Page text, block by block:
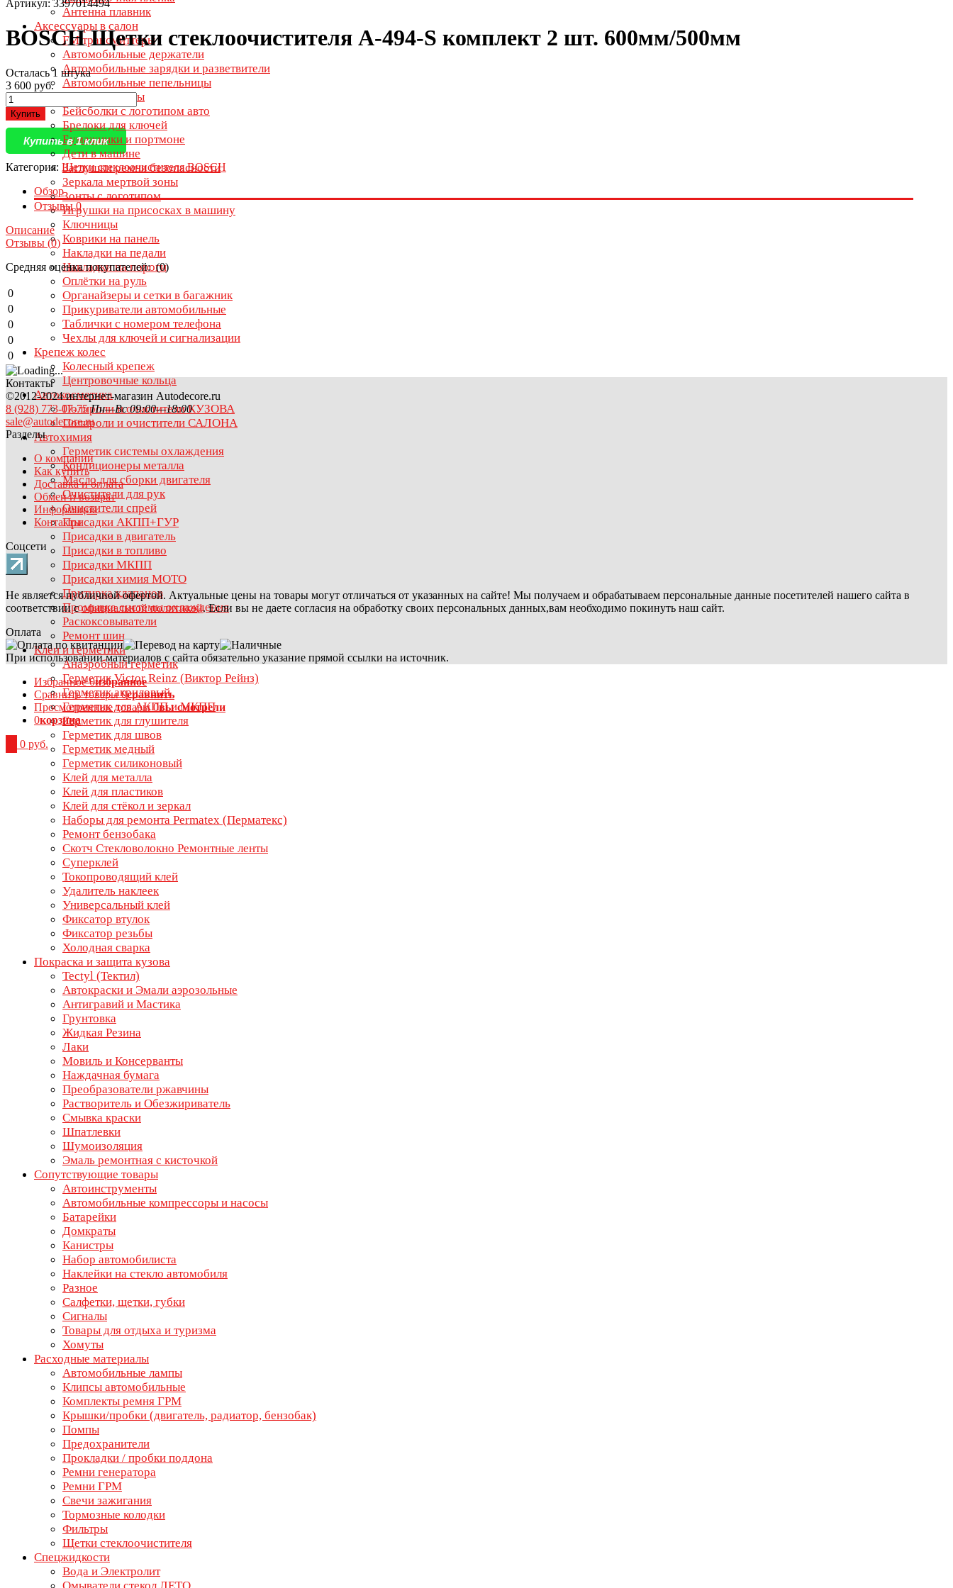
Антенна плавник
Аксессуары в салон
FM трансмиттеры
Автомобильные держатели
Автомобильные зарядки и разветвители
Автомобильные пепельницы
Ароматизаторы
Бейсболки с логотипом авто
Брелоки для ключей
Бумажники и портмоне
Дети в машине
Заглушки ремня безопасности
Зеркала мертвой зоны
Зонты с логотипом
Игрушки на присосках в машину
Ключницы
Коврики на панель
Накладки на педали
Накладки на пороги
Оплётки на руль
Органайзеры и сетки в багажник
Прикуриватели автомобильные
Таблички с номером телефона
Чехлы для ключей и сигнализации
Крепеж колес
Колесный крепеж
Центровочные кольца
Автокосметика
Полироли и очистители КУЗОВА
Полироли и очистители САЛОНА
Автохимия
Герметик системы охлаждения
Кондиционеры металла
Масло для сборки двигателя
Очистители для рук
Очистители спрей
Присадки АКПП+ГУР
Присадки в двигатель
Присадки в топливо
Присадки МКПП
Присадки химия МОТО
Притирка клапанов
Промывка системы охлаждения
Раскоксовыватели
Ремонт шин
Клеи и герметики
Анаэробный герметик
Герметик Victor Reinz (Виктор Рейнз)
Герметик акриловый
Герметик для АКПП и МКПП
Герметик для глушителя
Герметик для швов
Герметик медный
Герметик силиконовый
Клей для металла
Клей для пластиков
Клей для стёкол и зеркал
Наборы для ремонта Permatex (Перматекс)
Ремонт бензобака
Скотч Стекловолокно Ремонтные ленты
Суперклей
Токопроводящий клей
Удалитель наклеек
Универсальный клей
Фиксатор втулок
Фиксатор резьбы
Холодная сварка
Покраска и защита кузова
Tectyl (Тектил)
Автокраски и Эмали аэрозольные
Антигравий и Мастика
Грунтовка
Жидкая Резина
Лаки
Мовиль и Консерванты
Наждачная бумага
Преобразователи ржавчины
Растворитель и Обезжириватель
Смывка краски
Шпатлевки
Шумоизоляция
Эмаль ремонтная с кисточкой
Сопутствующие товары
Автоинструменты
Автомобильные компрессоры и насосы
Батарейки
Домкраты
Канистры
Набор автомобилиста
Наклейки на стекло автомобиля
Разное
Салфетки, щетки, губки
Сигналы
Товары для отдыха и туризма
Хомуты
Расходные материалы
Автомобильные лампы
Клипсы автомобильные
Комплекты ремня ГРМ
Крышки/пробки (двигатель, радиатор, бензобак)
Помпы
Предохранители
Прокладки / пробки поддона
Ремни генератора
Ремни ГРМ
Свечи зажигания
Тормозные колодки
Фильтры
Щетки стеклоочистителя
Спецжидкости
Вода и Электролит
Артикул: 3397014494
BOSCH Щетки стеклоочистителя A-494-S комплект 2 шт. 600мм/500мм
Осталась 1 штука
3 600 руб.
Купить
Купить в 1 клик
Категория: Щетки стеклоочистителя BOSCH
Обзор
Отзывы0
Описание
Отзывы (0)
Средняя оценка покупателей: (0)
0
0
0
0
0
Контакты
©2012-2024 интернет-магазин Autodecore.ru
8 (928) 773-07-75 Пн—Вс 09:00—18:00
sale@autodecore.ru
Разделы
О компании
Как купить
Доставка и оплата
Обмен и возврат
Информация
Контакты
Соцсети
Не является публичной офертой. Актуальные цены на товары могут отличаться от указанных на сайте! Мы получаем и обрабатываем персональные данные посетителей нашего сайта в
соответствии софициальной политикой. Если вы не даете согласия на обработку своих персональных данных,вам необходимо покинуть наш сайт.
Оплата
При использовании материалов с сайта обязательно указание прямой ссылки на источник.
Избранное 0избранное
Сравнить товары 0сравнить
Просмотренные товары 0вы смотрели
0корзина
0 руб.